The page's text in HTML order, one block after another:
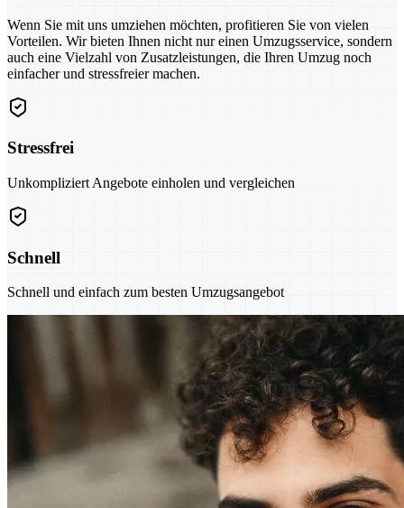
Wenn Sie mit uns umziehen möchten, profitieren Sie von vielen
Vorteilen. Wir bieten Ihnen nicht nur einen Umzugsservice, sondern
auch eine Vielzahl von Zusatzleistungen, die Ihren Umzug noch
einfacher und stressfreier machen.
Stressfrei
Unkompliziert Angebote einholen und vergleichen
Schnell
Schnell und einfach zum besten Umzugsangebot